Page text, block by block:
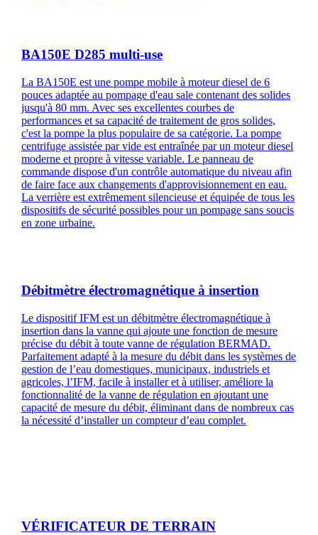
BA150E D285 multi-use
La BA150E est une pompe mobile à moteur diesel de 6
pouces adaptée au pompage d'eau sale contenant des solides
jusqu'à 80 mm. Avec ses excellentes courbes de
performances et sa capacité de traitement de gros solides,
c'est la pompe la plus populaire de sa catégorie. La pompe
centrifuge assistée par vide est entraînée par un moteur diesel
moderne et propre à vitesse variable. Le panneau de
commande dispose d'un contrôle automatique du niveau afin
de faire face aux changements d'approvisionnement en eau.
La verrière est extrêmement silencieuse et équipée de tous les
dispositifs de sécurité possibles pour un pompage sans soucis
en zone urbaine.
Débitmètre électromagnétique à insertion
Le dispositif IFM est un débitmètre électromagnétique à
insertion dans la vanne qui ajoute une fonction de mesure
précise du débit à toute vanne de régulation BERMAD.
Parfaitement adapté à la mesure du débit dans les systèmes de
gestion de l’eau domestiques, municipaux, industriels et
agricoles, l’IFM, facile à installer et à utiliser, améliore la
fonctionnalité de la vanne de régulation en ajoutant une
capacité de mesure du débit, éliminant dans de nombreux cas
la nécessité d’installer un compteur d’eau complet.
VÉRIFICATEUR DE TERRAIN